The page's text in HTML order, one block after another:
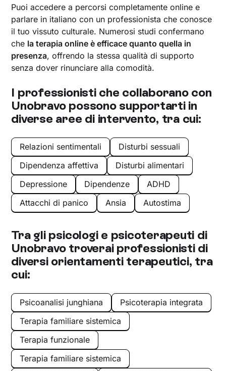
Puoi accedere a percorsi completamente online e
parlare in italiano con un professionista che conosce
il tuo vissuto culturale. Numerosi studi confermano
che laterapia online è efficace quanto quella in
presenza, offrendo la stessa qualità di supporto
senza dover rinunciare alla comodità.
I professionisti che collaborano con
Unobravo possono supportarti in
diverse aree di intervento, tra cui:
Relazioni sentimentali
Disturbi sessuali
Dipendenza affettiva
Disturbi alimentari
Depressione
Dipendenze
ADHD
Attacchi di panico
Ansia Autostima
Tra gli psicologi e psicoterapeuti di
Unobravo troverai professionisti di
diversi orientamenti terapeutici, tra
cui:
Psicoanalisi junghiana
Psicoterapia integrata
Terapia familiare sistemica
Terapia funzionale
Terapia familiare sistemica